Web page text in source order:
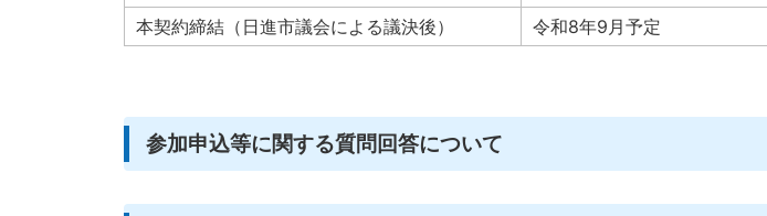
本契約締結（日進市議会による議決後）
令和8年9月予定
参加申込等に関する質問回答について